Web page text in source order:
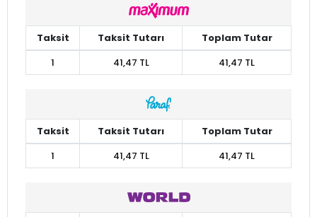
Taksit Taksit Tutarı
Toplam Tutar
1
41,47 TL 41,47 TL
Taksit Taksit Tutarı
Toplam Tutar
1
41,47 TL 41,47 TL